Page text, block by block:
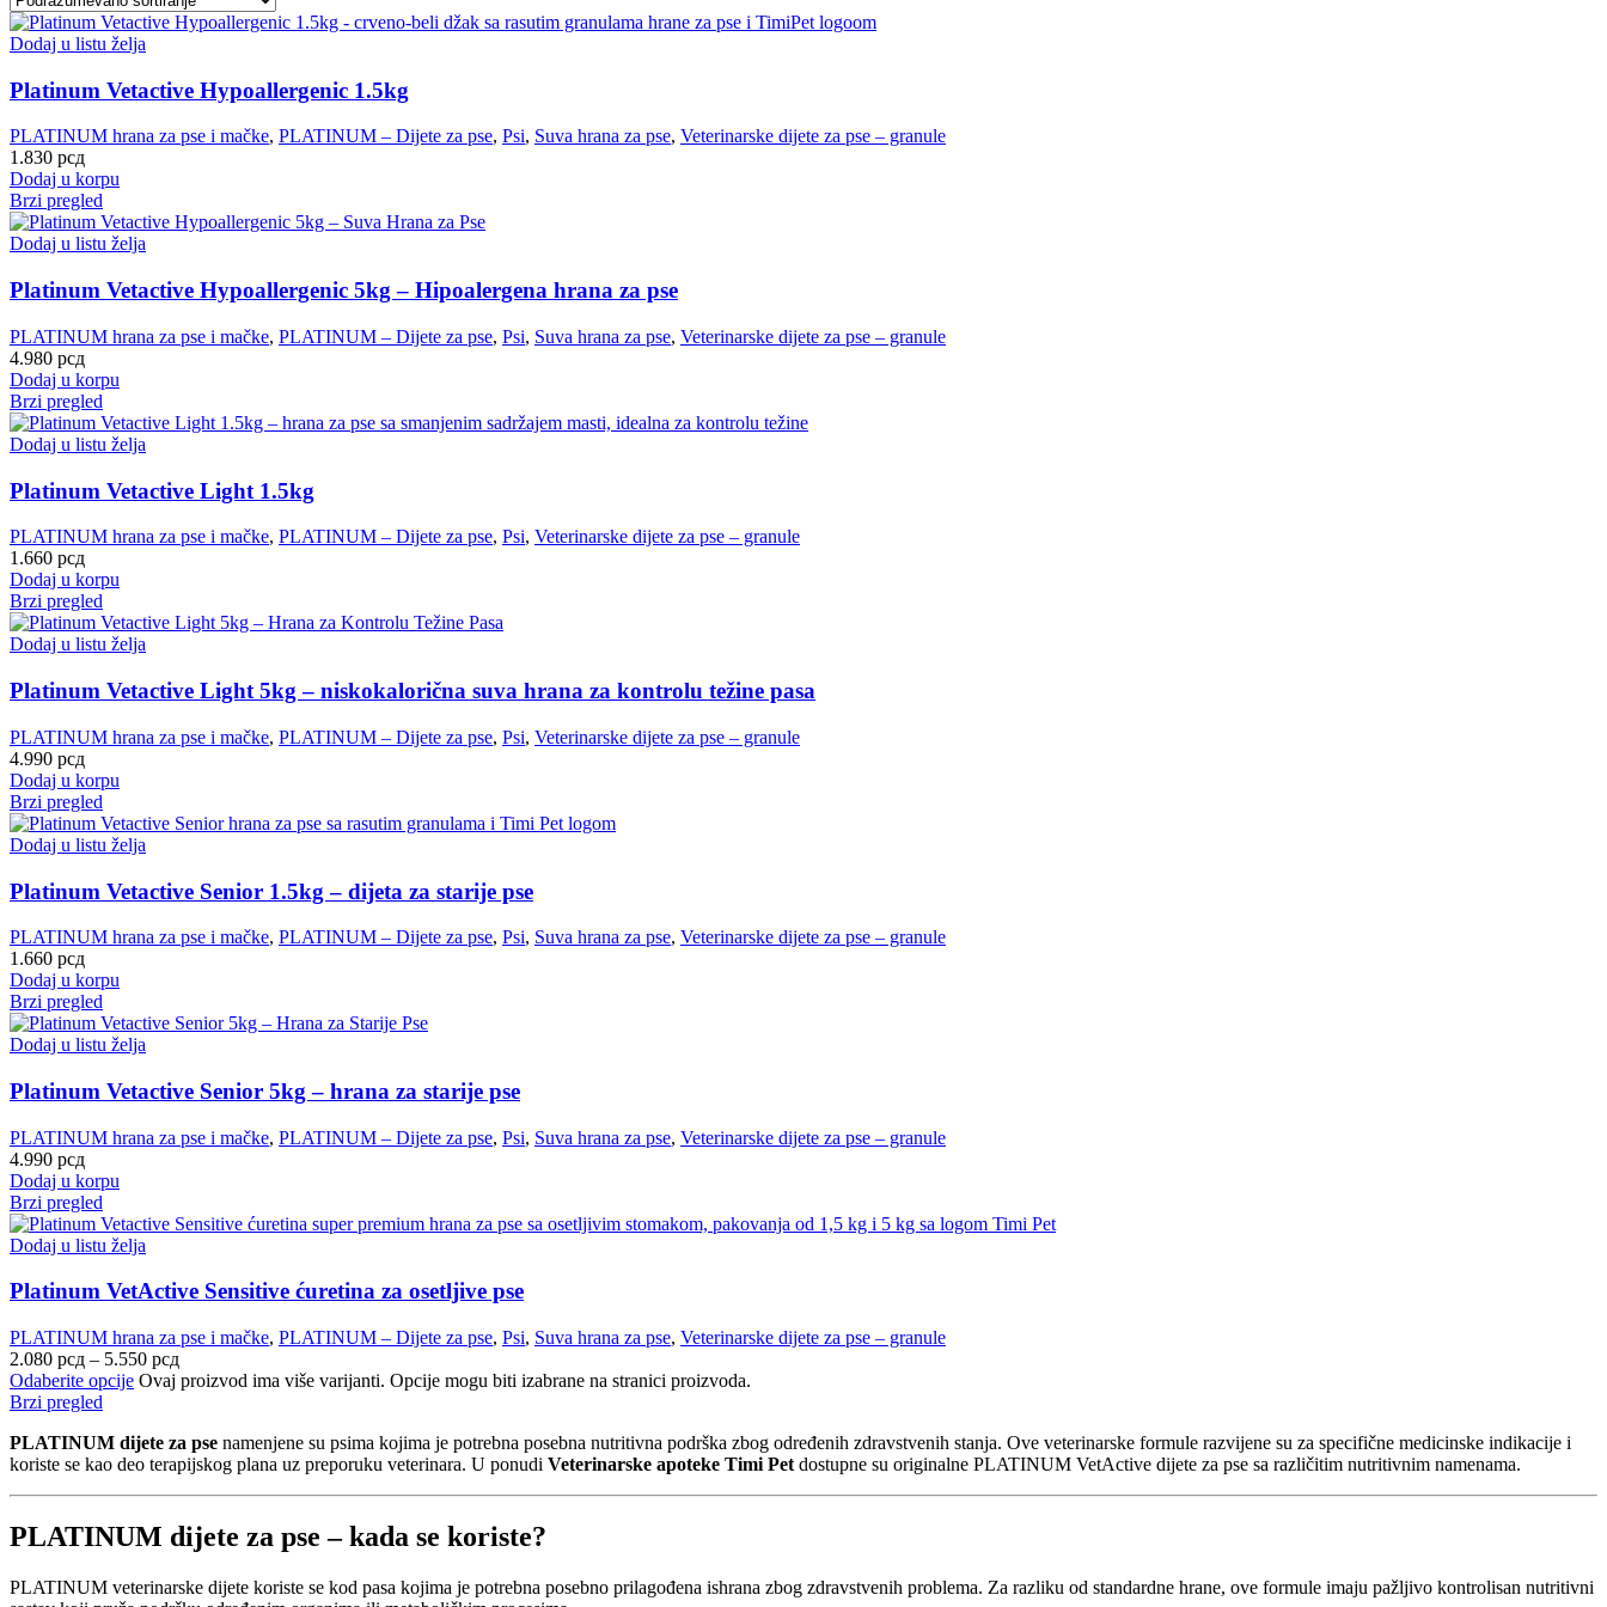
Dodaj u listu želja
Platinum Vetactive Hypoallergenic 1.5kg
PLATINUM hrana za pse i mačke, PLATINUM – Dijete za pse, Psi, Suva hrana za pse, Veterinarske dijete za pse – granule
1.830 рсд
Dodaj u korpu
Brzi pregled
Dodaj u listu želja
Platinum Vetactive Hypoallergenic 5kg – Hipoalergena hrana za pse
PLATINUM hrana za pse i mačke, PLATINUM – Dijete za pse, Psi, Suva hrana za pse, Veterinarske dijete za pse – granule
4.980 рсд
Dodaj u korpu
Brzi pregled
Dodaj u listu želja
Platinum Vetactive Light 1.5kg
PLATINUM hrana za pse i mačke, PLATINUM – Dijete za pse, Psi, Veterinarske dijete za pse – granule
1.660 рсд
Dodaj u korpu
Brzi pregled
Dodaj u listu želja
Platinum Vetactive Light 5kg – niskokalorična suva hrana za kontrolu težine pasa
PLATINUM hrana za pse i mačke, PLATINUM – Dijete za pse, Psi, Veterinarske dijete za pse – granule
4.990 рсд
Dodaj u korpu
Brzi pregled
Dodaj u listu želja
Platinum Vetactive Senior 1.5kg – dijeta za starije pse
PLATINUM hrana za pse i mačke, PLATINUM – Dijete za pse, Psi, Suva hrana za pse, Veterinarske dijete za pse – granule
1.660 рсд
Dodaj u korpu
Brzi pregled
Dodaj u listu želja
Platinum Vetactive Senior 5kg – hrana za starije pse
PLATINUM hrana za pse i mačke, PLATINUM – Dijete za pse, Psi, Suva hrana za pse, Veterinarske dijete za pse – granule
4.990 рсд
Dodaj u korpu
Brzi pregled
Dodaj u listu želja
Platinum VetActive Sensitive ćuretina za osetljive pse
PLATINUM hrana za pse i mačke, PLATINUM – Dijete za pse, Psi, Suva hrana za pse, Veterinarske dijete za pse – granule
2.080 рсд – 5.550 рсд
Odaberite opcije Ovaj proizvod ima više varijanti. Opcije mogu biti izabrane na stranici proizvoda.
Brzi pregled
PLATINUM dijete za pse namenjene su psima kojima je potrebna posebna nutritivna podrška zbog određenih zdravstvenih stanja. Ove veterinarske formule razvijene su za specifične medicinske indikacije i
koriste se kao deo terapijskog plana uz preporuku veterinara. U ponudi Veterinarske apoteke Timi Pet dostupne su originalne PLATINUM VetActive dijete za pse sa različitim nutritivnim namenama.
PLATINUM dijete za pse – kada se koriste?
PLATINUM veterinarske dijete koriste se kod pasa kojima je potrebna posebno prilagođena ishrana zbog zdravstvenih problema. Za razliku od standardne hrane, ove formule imaju pažljivo kontrolisan nutritivni